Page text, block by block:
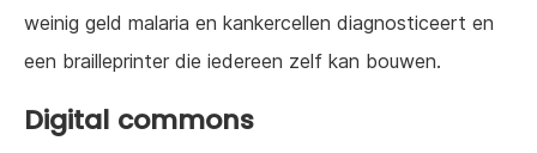
weinig geld malaria en kankercellen diagnosticeert en
een brailleprinter die iedereen zelf kan bouwen.
Digital commons